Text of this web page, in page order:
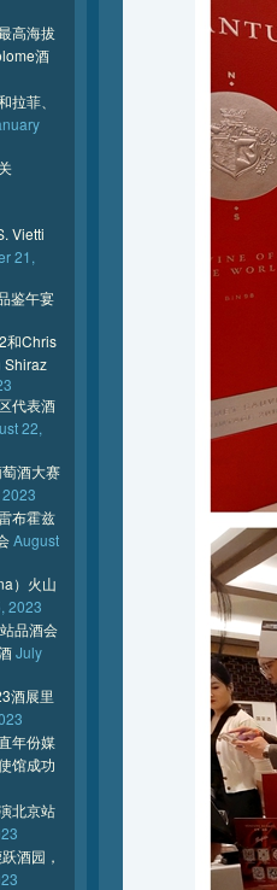
高海拔
酒
拉菲、
Vietti
21,
鉴午宴
和Chris
Shiraz
代表酒
22,
酒大赛
布霍兹
August
）火山
2023
品酒会
July
酒展里
年份媒
馆成功
北京站
酒园，